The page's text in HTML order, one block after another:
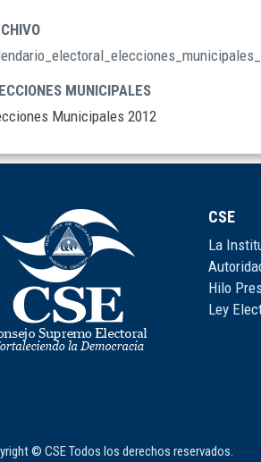
MUNICIPALES
Municipales 2012
CSE
La
Hilo
Ley
© CSE Todos los derechos reservados.